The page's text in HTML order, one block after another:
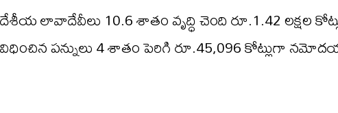
దేశీయ లావాదేవీలు 10.6 శాతం వృద్ధి చెంది రూ.1.42
విధించిన పన్నులు 4 శాతం పెరిగి రూ.45,096 కోట్లుగా